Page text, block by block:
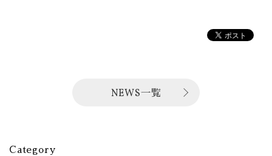
NEWS一覧
Category